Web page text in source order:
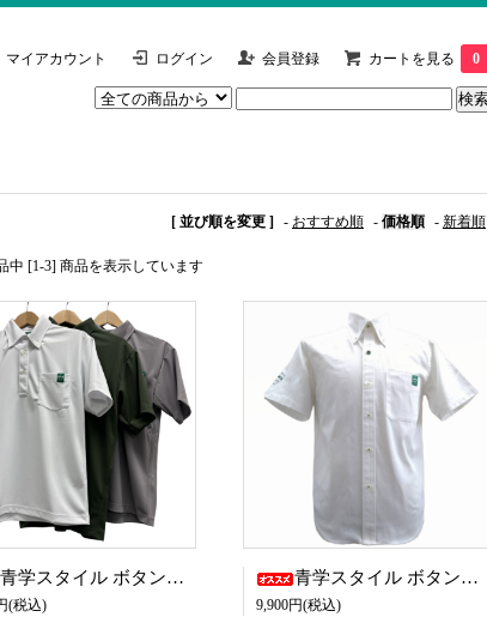
マイアカウント ログイン 会員登録 カートを見る 0
[ 並び順を変更 ] - おすすめ順 - 価格順 - 新着順
中 [1-3] 商品を表示しています
青学スタイル ボタンダウンポロシャツ
(税込)
青学スタイル ボタンダウンシャツ
9,900円(税込)